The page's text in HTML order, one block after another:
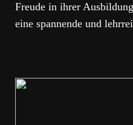
Freude in ihrer
eine spannende und